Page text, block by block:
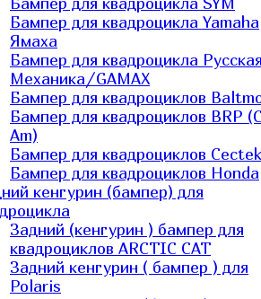
Бампер для квадроцикла Yamaha
Ямаха
Бампер для квадроцикла
Механика/GAMAX
Бампер для квадроциклов
Бампер для квадроциклов BRP
Am)
Бампер для квадроциклов Cectek
Бампер для квадроциклов Honda
кенгурин (бампер) для
Задний (кенгурин ) бампер для
квадроциклов ARCTIC CAT
Задний кенгурин ( бампер ) для
Polaris